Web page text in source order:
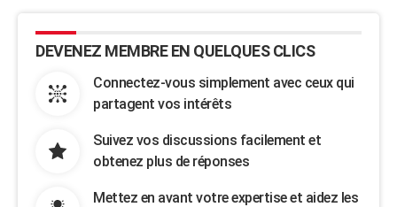
DEVENEZ MEMBRE EN QUELQUES CLICS
Connectez-vous simplement avec ceux qui
partagent vos intérêts
Suivez vos discussions facilement et
obtenez plus de réponses
Mettez en avant votre expertise et aidez les